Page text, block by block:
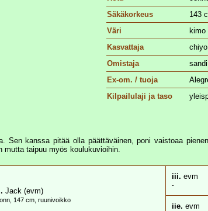
Säkäkorkeus
143
Väri
kimo
Kasvattaja
Omistaja
Ex-om. / tuoja
Kilpailulaji ja taso
kanssa pitää olla päättäväinen, poni vaistoaa
mutta taipuu myös koulukuvioihin.
Jack (evm)
147 cm, ruunivoikko
iii. evm
-
iie. evm